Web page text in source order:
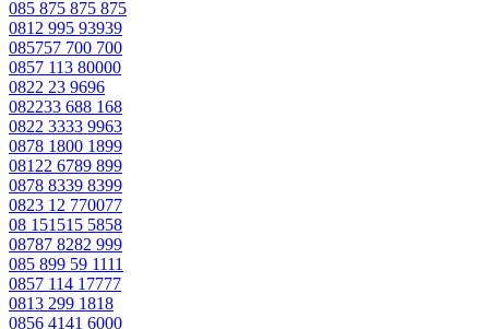
085 875 875 875
0812 995 93939
085757 700 700
0857 113 80000
0822 23 9696
082233 688 168
0822 3333 9963
0878 1800 1899
08122 6789 899
0878 8339 8399
0823 12 770077
08 151515 5858
08787 8282 999
085 899 59 1111
0857 114 17777
0813 299 1818
0856 4141 6000